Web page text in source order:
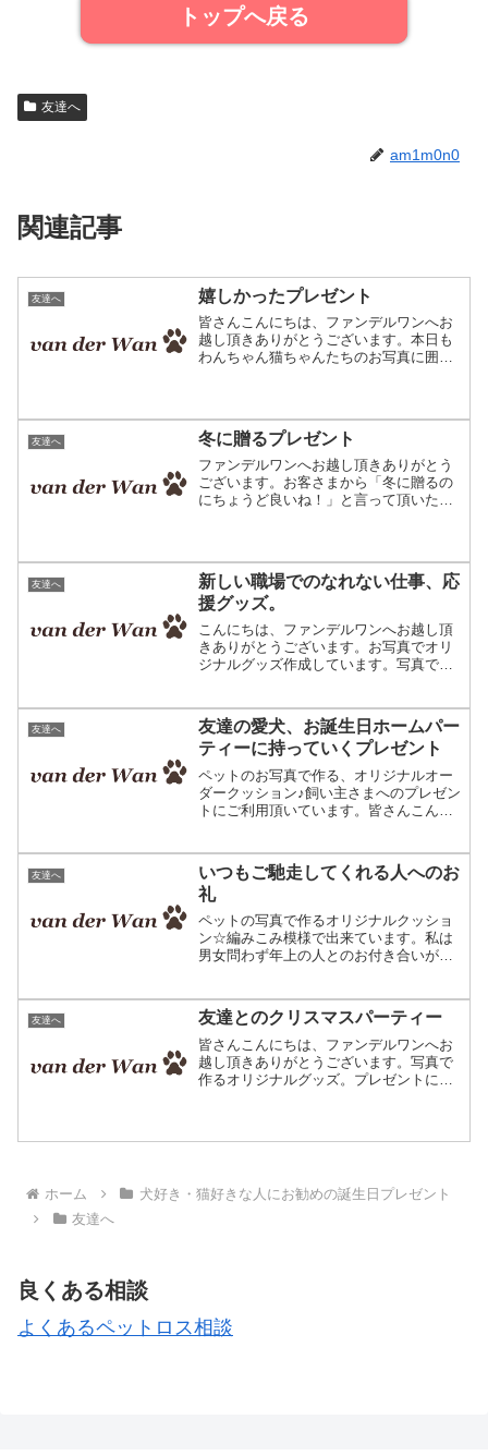
トップへ戻る
友達へ
am1m0n0
関連記事
友達へ 嬉しかったプレゼント
皆さんこんにちは、ファンデルワンへお
越し頂きありがとうございます。本日も
わんちゃん猫ちゃんたちのお写真に囲ま
改めましてこんにちは、フ...
友達へ 冬に贈るプレゼント
ファンデルワンへお越し頂きありがとう
ございます。お客さまから「冬に贈るの
にちょうど良いね！」と言って頂いたこ
で出来ています。ただ、最初...
友達へ
新しい職場でのなれない仕事、応
援グッズ。
こんにちは、ファンデルワンへお越し頂
きありがとうございます。お写真でオリ
ジナルグッズ作成しています。写真で作
店で飼っていた愛犬ムックの写真から生
まれました。そのムックは...
友達へ
友達の愛犬、お誕生日ホームパー
ティーに持っていくプレゼント
ペットのお写真で作る、オリジナルオー
ダークッション♪飼い主さまへのプレゼン
トにご利用頂いています。皆さんこんに
いる、編物のお店です。何度もご注文下
さる方に、ある日どのよ...
友達へ
いつもご馳走してくれる人へのお
礼
ペットの写真で作るオリジナルクッショ
ン☆編みこみ模様で出来ています。私は
男女問わず年上の人とのお付き合いが多
ら時々夕食に誘って頂いたり、飲みに連
れて行ってもらっても私が...
友達へ 友達とのクリスマスパーティー
皆さんこんにちは、ファンデルワンへお
越し頂きありがとうございます。写真で
作るオリジナルグッズ。プレゼントにご
ホーム
犬好き・猫好きな人にお勧めの誕生日プレゼント
友達へ
良くある相談
よくあるペットロス相談